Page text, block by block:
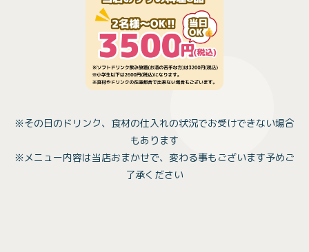
※その日のドリンク、食材の仕入れの状況でお受けできない場合
もあります
※メニュー内容は当店おまかせで、変わる事もございます予めご
了承ください